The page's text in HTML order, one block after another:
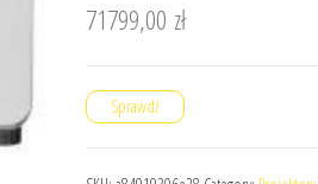
71799,00 zł
Sprawdź